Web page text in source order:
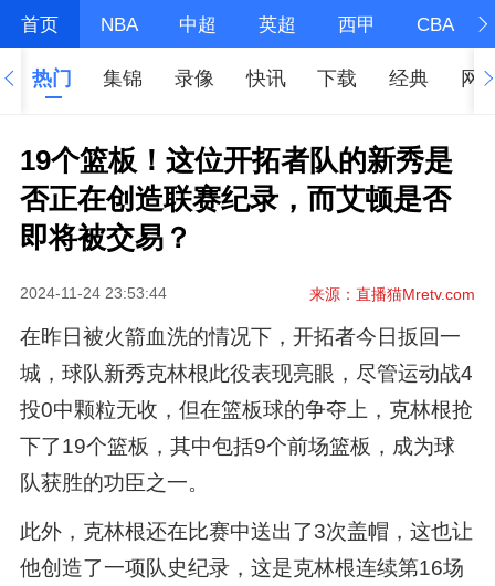
首页 NBA 中超 英超 西甲 CBA
热门 集锦 录像 快讯 下载 经典 网
19个篮板！这位开拓者队的新秀是
否正在创造联赛纪录，而艾顿是否
即将被交易？
2024-11-24 23:53:44 来源：直播猫Mretv.com
在昨日被火箭血洗的情况下，开拓者今日扳回一
城，球队新秀克林根此役表现亮眼，尽管运动战4
投0中颗粒无收，但在篮板球的争夺上，克林根抢
下了19个篮板，其中包括9个前场篮板，成为球
队获胜的功臣之一。
此外，克林根还在比赛中送出了3次盖帽，这也让
他创造了一项队史纪录，这是克林根连续第16场